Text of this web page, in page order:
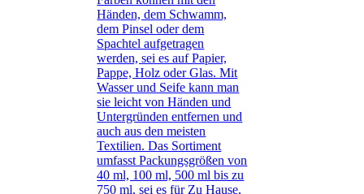
Händen, dem Schwamm,
dem Pinsel oder dem
Spachtel aufgetragen
werden, sei es auf Papier,
Pappe, Holz oder Glas. Mit
Wasser und Seife kann man
sie leicht von Händen und
Untergründen entfernen und
auch aus den meisten
Textilien. Das Sortiment
umfasst Packungsgrößen von
40 ml, 100 ml, 500 ml bis zu
750 ml, sei es für Zu Hause,